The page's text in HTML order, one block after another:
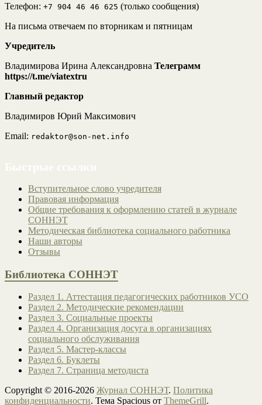
Телефон: +7 904 46 46 625 (только сообщения)
На письма отвечаем по вторникам и пятницам
Учредитель
Владимирова Ирина Александровна Телеграмм
https://t.me/viatextru
Главный редактор
Владимиров Юрий Максимович
Email: redaktor@son-net.info
Вступительное слово учредителя
Правовая информация
Общие требования к оформлению статей в журнале
СОННЭТ
Методическая библиотека социального работника
Наши авторы
Отзывы
Библиотека СОННЭТ
Раздел 1. Аттестация педагогических работников УСО
Раздел 2. Методические рекомендации
Раздел 3. Социальные проекты
Раздел 4. Организация досуга в организациях
социального обслуживания
Раздел 5. Мастер-классы
Раздел 6. Буклеты
Раздел 7. Страница методиста
Copyright © 2016-2026 Журнал СОННЭТ. Политика
конфиденциальности. Тема Spacious от ThemeGrill.